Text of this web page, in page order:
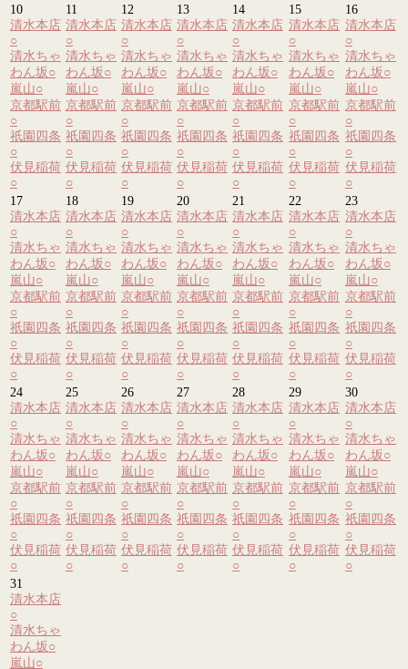
10
清水本店
○
清水ちゃ
わん坂○
嵐山○
京都駅前
○
祇園四条
○
伏見稲荷
○
11
清水本店
○
清水ちゃ
わん坂○
嵐山○
京都駅前
○
祇園四条
○
伏見稲荷
○
12
清水本店
○
清水ちゃ
わん坂○
嵐山○
京都駅前
○
祇園四条
○
伏見稲荷
○
13
清水本店
○
清水ちゃ
わん坂○
嵐山○
京都駅前
○
祇園四条
○
伏見稲荷
○
14
清水本店
○
清水ちゃ
わん坂○
嵐山○
京都駅前
○
祇園四条
○
伏見稲荷
○
15
清水本店
○
清水ちゃ
わん坂○
嵐山○
京都駅前
○
祇園四条
○
伏見稲荷
○
16
清水本店
○
清水ちゃ
わん坂○
嵐山○
京都駅前
○
祇園四条
○
伏見稲荷
○
17
清水本店
○
清水ちゃ
わん坂○
嵐山○
京都駅前
○
祇園四条
○
伏見稲荷
○
18
清水本店
○
清水ちゃ
わん坂○
嵐山○
京都駅前
○
祇園四条
○
伏見稲荷
○
19
清水本店
○
清水ちゃ
わん坂○
嵐山○
京都駅前
○
祇園四条
○
伏見稲荷
○
20
清水本店
○
清水ちゃ
わん坂○
嵐山○
京都駅前
○
祇園四条
○
伏見稲荷
○
21
清水本店
○
清水ちゃ
わん坂○
嵐山○
京都駅前
○
祇園四条
○
伏見稲荷
○
22
清水本店
○
清水ちゃ
わん坂○
嵐山○
京都駅前
○
祇園四条
○
伏見稲荷
○
23
清水本店
○
清水ちゃ
わん坂○
嵐山○
京都駅前
○
祇園四条
○
伏見稲荷
○
24
清水本店
○
清水ちゃ
わん坂○
嵐山○
京都駅前
○
祇園四条
○
伏見稲荷
○
25
清水本店
○
清水ちゃ
わん坂○
嵐山○
京都駅前
○
祇園四条
○
伏見稲荷
○
26
清水本店
○
清水ちゃ
わん坂○
嵐山○
京都駅前
○
祇園四条
○
伏見稲荷
○
27
清水本店
○
清水ちゃ
わん坂○
嵐山○
京都駅前
○
祇園四条
○
伏見稲荷
○
28
清水本店
○
清水ちゃ
わん坂○
嵐山○
京都駅前
○
祇園四条
○
伏見稲荷
○
29
清水本店
○
清水ちゃ
わん坂○
嵐山○
京都駅前
○
祇園四条
○
伏見稲荷
○
30
清水本店
○
清水ちゃ
わん坂○
嵐山○
京都駅前
○
祇園四条
○
伏見稲荷
○
31
清水本店
○
清水ちゃ
わん坂○
嵐山○